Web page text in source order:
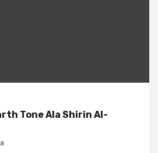
Tone Ala Shirin Al-